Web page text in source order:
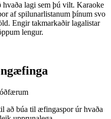
lagi sem þú vilt. Karaoke
af spilunarlistanum þínum svo
Engir takmarkaðir lagalistar
lengur.
að búa til æfingaspor úr hvaða